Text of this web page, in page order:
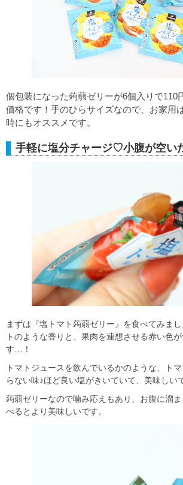
個包装になった蒟蒻ゼリーが6個入りで110
価格です！手のひらサイズなので、お家用
時にもオススメです。
手軽に塩分チャージ♡小腹が空い
まずは『塩トマト蒟蒻ゼリー』を食べてみま
トのような香りと、果肉を連想させる赤い色
す…！
トマトジュースを飲んでいるかのような、ト
らない味♪ほど良い塩がきいていて、美味しい
蒟蒻ゼリーなので噛み応えもあり、お腹に溜
べるとより美味しいです。